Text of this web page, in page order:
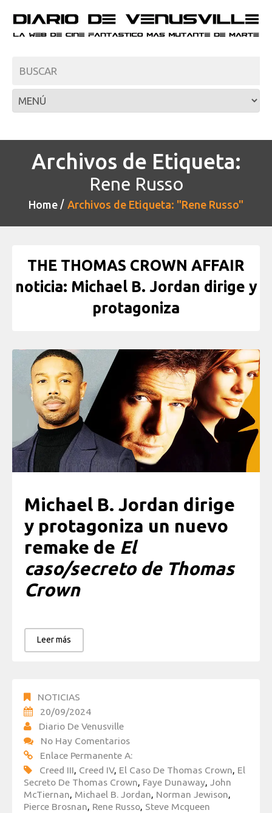
Archivos de Etiqueta:
Rene Russo
Home Archivos de Etiqueta: "Rene Russo"
THE THOMAS CROWN AFFAIR
noticia: Michael B. Jordan dirige y
protagoniza
Michael B. Jordan dirige
y protagoniza un nuevo
remake de El
caso/secreto de Thomas
Crown
Leer más
NOTICIAS
20/09/2024
Diario De Venusville
No Hay Comentarios
Enlace Permanente A:
Creed III, Creed IV, El Caso De Thomas Crown, El
Secreto De Thomas Crown, Faye Dunaway, John
McTiernan, Michael B. Jordan, Norman Jewison,
Pierce Brosnan, Rene Russo, Steve Mcqueen